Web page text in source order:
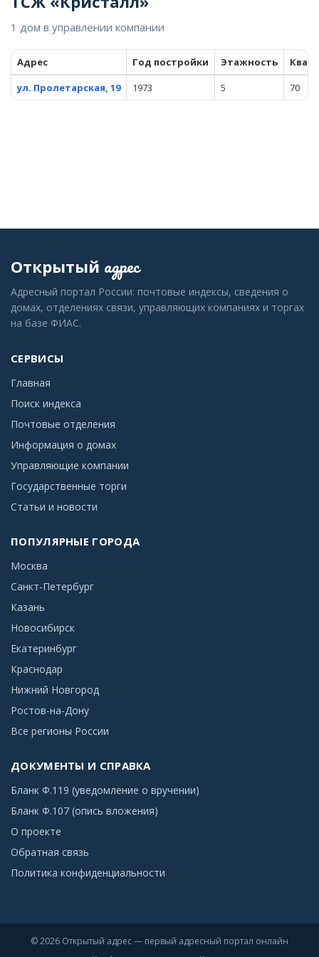
1 дом в управлении компании
Адрес Год постройки Этажность
ул. Пролетарская, 19
1973 5 70
Открытый адрес
Адресный портал России: почтовые индексы, сведения о
домах, отделениях связи, управляющих компаниях и торгах
на базе ФИАС.
СЕРВИСЫ
Главная
Поиск индекса
Почтовые отделения
Информация о домах
Управляющие компании
Государственные торги
Статьи и новости
ПОПУЛЯРНЫЕ ГОРОДА
Москва
Санкт-Петербург
Казань
Новосибирск
Екатеринбург
Краснодар
Нижний Новгород
Ростов-на-Дону
Все регионы России
ДОКУМЕНТЫ И СПРАВКА
Бланк Ф.119 (уведомление о вручении)
Бланк Ф.107 (опись вложения)
О проекте
Обратная связь
Политика конфиденциальности
© 2026 Открытый адрес — первый адресный портал онлайн